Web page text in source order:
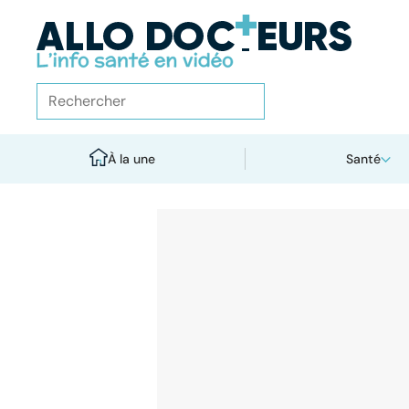
À la une Santé